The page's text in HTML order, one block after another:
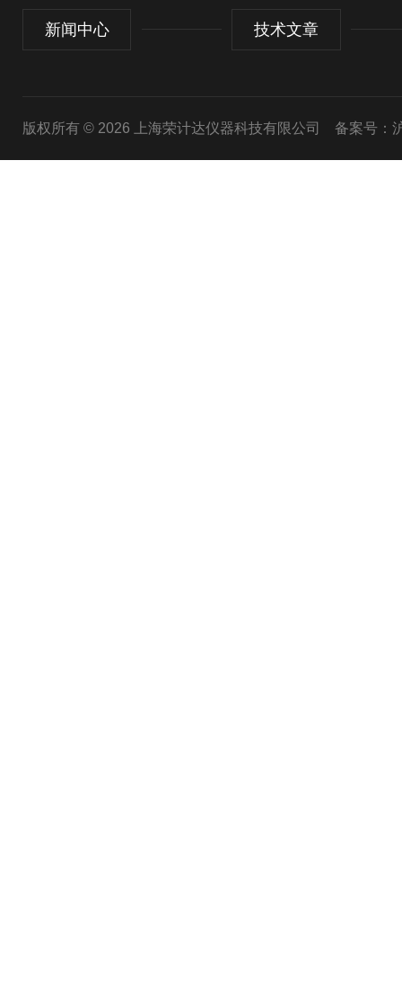
新闻中心 技术文章
版权所有 © 2026 上海荣计达仪器科技有限公司 备案号：